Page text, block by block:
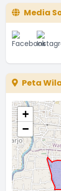
22 Januari 2022
...
08 Juni 2021
Media
Peta
+
−